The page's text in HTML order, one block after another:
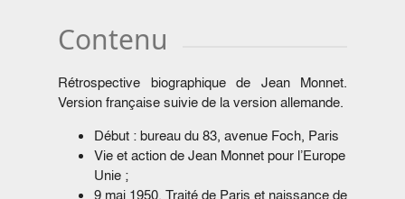
Contenu
Rétrospective biographique de Jean Monnet.
Version française suivie de la version allemande.
Début : bureau du 83, avenue Foch, Paris
Vie et action de Jean Monnet pour l’Europe
Unie ;